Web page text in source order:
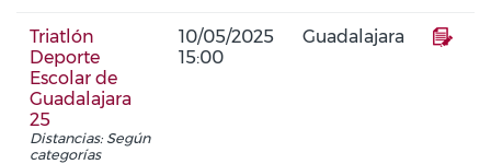
Triatlón
Deporte
Escolar de
Guadalajara
25
Distancias: Según
categorías
10/05/2025
15:00
Guadalajara